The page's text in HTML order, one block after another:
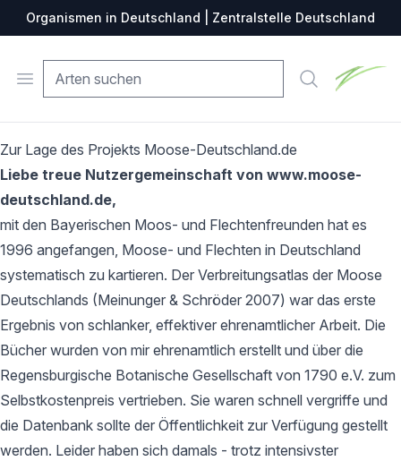
Organismen in Deutschland | Zentralstelle Deutschland
Open menu Suche
Zur Lage des Projekts Moose-Deutschland.de
Liebe treue Nutzergemeinschaft von www.moose-
deutschland.de,
mit den Bayerischen Moos- und Flechtenfreunden hat es
1996 angefangen, Moose- und Flechten in Deutschland
systematisch zu kartieren. Der Verbreitungsatlas der Moose
Deutschlands (Meinunger & Schröder 2007) war das erste
Ergebnis von schlanker, effektiver ehrenamtlicher Arbeit. Die
Bücher wurden von mir ehrenamtlich erstellt und über die
Regensburgische Botanische Gesellschaft von 1790 e.V. zum
Selbstkostenpreis vertrieben. Sie waren schnell vergriffe und
die Datenbank sollte der Öffentlichkeit zur Verfügung gestellt
werden. Leider haben sich damals - trotz intensivster